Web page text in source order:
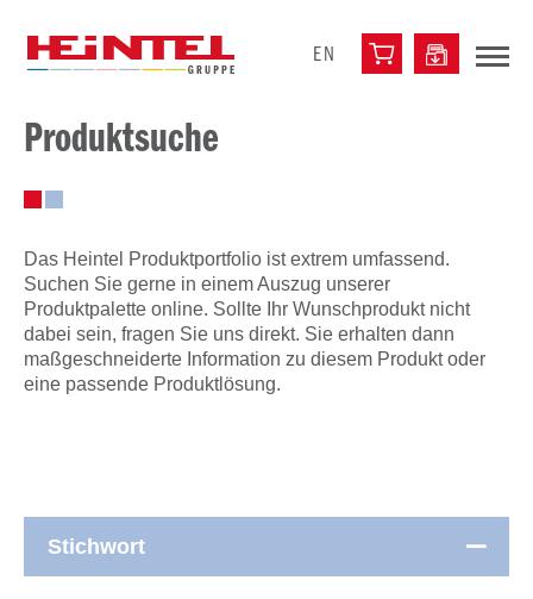
EN
Produktsuche
Das Heintel Produktportfolio ist extrem umfassend.
Suchen Sie gerne in einem Auszug unserer
Produktpalette online. Sollte Ihr Wunschprodukt nicht
dabei sein, fragen Sie uns direkt. Sie erhalten dann
maßgeschneiderte Information zu diesem Produkt oder
eine passende Produktlösung.
Stichwort